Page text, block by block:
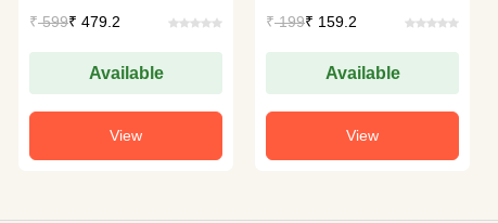
₹599₹ 479.2
Available
View
₹199₹ 159.2
Available
View